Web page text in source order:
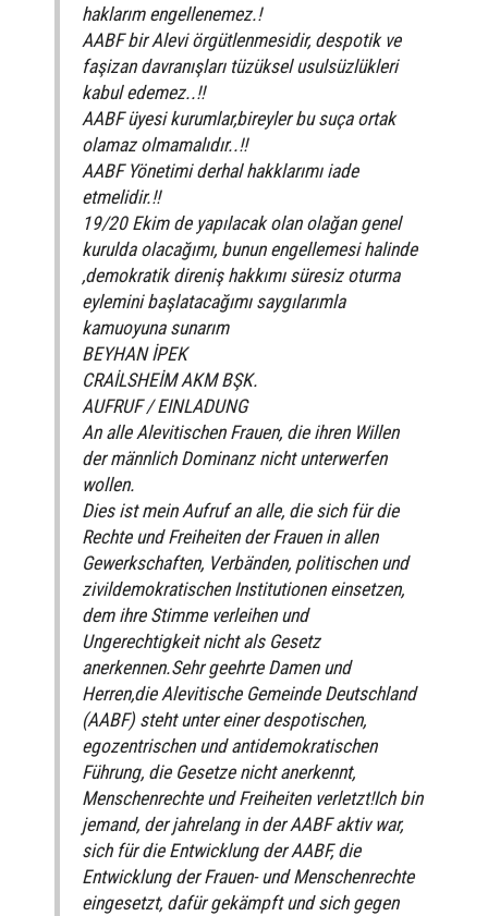
haklarım engellenemez.!
AABF bir Alevi örgütlenmesidir, despotik ve
faşizan davranışları tüzüksel usulsüzlükleri
kabul edemez..!!
AABF üyesi kurumlar,bireyler bu suça ortak
olamaz olmamalıdır..!!
AABF Yönetimi derhal hakklarımı iade
etmelidir.!!
19/20 Ekim de yapılacak olan olağan genel
kurulda olacağımı, bunun engellemesi halinde
,demokratik direniş hakkımı süresiz oturma
eylemini başlatacağımı saygılarımla
kamuoyuna sunarım
BEYHAN İPEK
CRAİLSHEİM AKM BŞK.
AUFRUF / EINLADUNG
An alle Alevitischen Frauen, die ihren Willen
der männlich Dominanz nicht unterwerfen
wollen.
Dies ist mein Aufruf an alle, die sich für die
Rechte und Freiheiten der Frauen in allen
Gewerkschaften, Verbänden, politischen und
zivildemokratischen Institutionen einsetzen,
dem ihre Stimme verleihen und
Ungerechtigkeit nicht als Gesetz
anerkennen.Sehr geehrte Damen und
Herren,die Alevitische Gemeinde Deutschland
(AABF) steht unter einer despotischen,
egozentrischen und antidemokratischen
Führung, die Gesetze nicht anerkennt,
Menschenrechte und Freiheiten verletzt!Ich bin
jemand, der jahrelang in der AABF aktiv war,
sich für die Entwicklung der AABF, die
Entwicklung der Frauen- und Menschenrechte
eingesetzt, dafür gekämpft und sich gegen